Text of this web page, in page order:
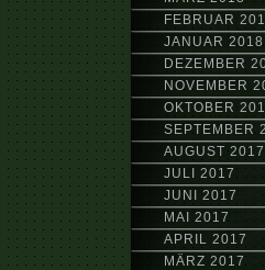
FEBRUAR
JANUAR 2018
DEZEMBER
NOVEMBER
OKTOBER
SEPTEMBER
AUGUST 2017
JULI 2017
JUNI 2017
MAI 2017
APRIL 2017
MÄRZ 2017